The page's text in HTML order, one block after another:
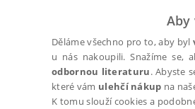
Aby
Děláme všechno pro to, aby byl
u nás nakoupili. Snažíme se,
odbornou literaturu. Abyste
které vám ulehčí nákup na
K tomu slouží cookies a